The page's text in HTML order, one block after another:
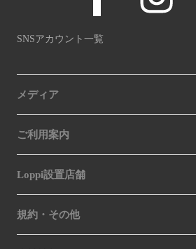
SNSアカウント一覧
メディア
ご利用案内
Loppi設置店舗
規約・その他